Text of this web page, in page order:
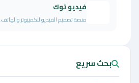
فيديو توك
منصة تصميم الفيديو للكمبيوتر
بحث سريع